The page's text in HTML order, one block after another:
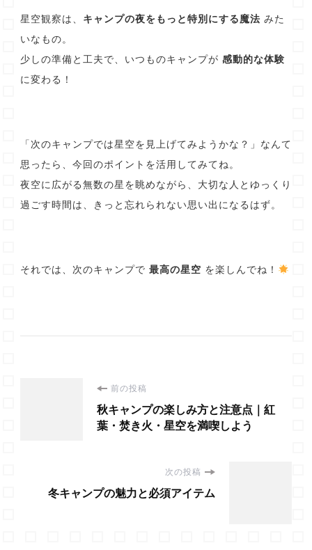
星空観察は、 キャンプの夜をもっと特別にする魔法 みた
いなもの。
少しの準備と工夫で、いつものキャンプが 感動的な体験
に変わる！
「次のキャンプでは星空を見上げてみようかな？」なんて
思ったら、今回のポイントを活用してみてね。
夜空に広がる無数の星を眺めながら、大切な人とゆっくり
過ごす時間は、きっと忘れられない思い出になるはず。
それでは、次のキャンプで 最高の星空 を楽しんでね！
前の投稿
秋キャンプの楽しみ方と注意点｜紅
葉・焚き火・星空を満喫しよう
次の投稿
冬キャンプの魅力と必須アイテム